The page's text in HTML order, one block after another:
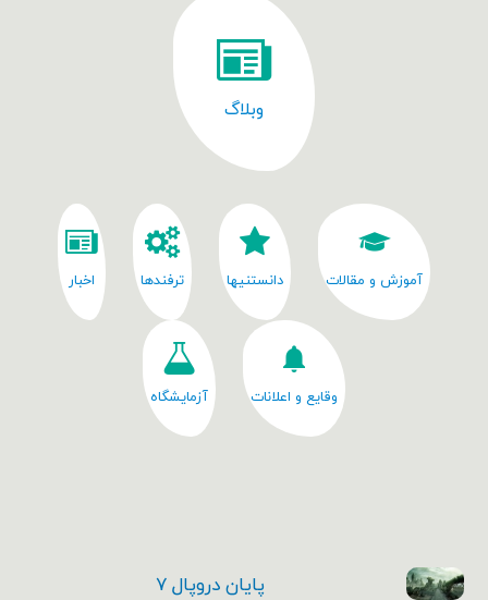
وبلاگ
آموزش و مقالات دانستنیها ترفندها اخبار
وقایع و اعلانات آزمایشگاه
پایان دروپال ۷